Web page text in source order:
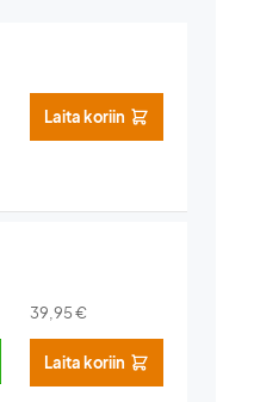
Laita koriin
39,95€
Laita koriin